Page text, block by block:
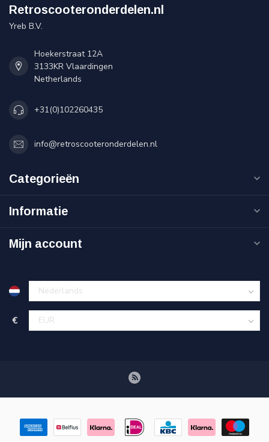
Retroscooteronderdelen.nl
Yreb B.V.
Hoekerstraat 12A
3133KR Vlaardingen
Netherlands
+31(0)102260435
info@retroscooteronderdelen.nl
Categorieën
Informatie
Mijn account
€